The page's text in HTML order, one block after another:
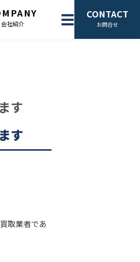
会社紹介 ☰ CONTACT
お問合せ
す
す
取業者であ